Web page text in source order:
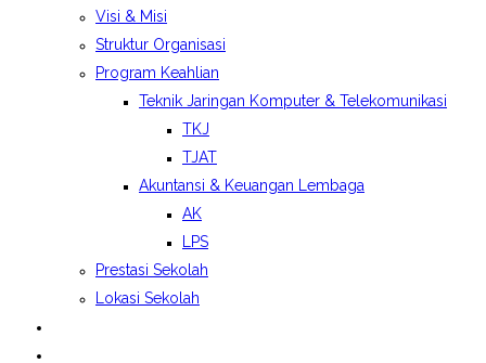
Visi & Misi
Struktur Organisasi
Program Keahlian
Teknik Jaringan Komputer & Telekomunikasi
TKJ
TJAT
Akuntansi & Keuangan Lembaga
AK
LPS
Prestasi Sekolah
Lokasi Sekolah